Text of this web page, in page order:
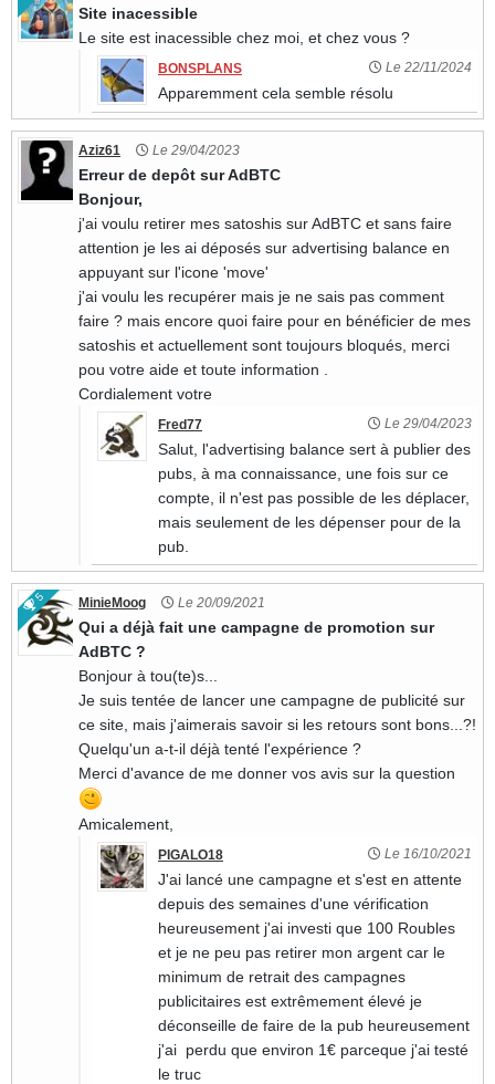
Site inacessible
Le site est inacessible chez moi, et chez vous ?
BONSPLANS Le 22/11/2024
Apparemment cela semble résolu
Aziz61 Le 29/04/2023
Erreur de depôt sur AdBTC
Bonjour,
j'ai voulu retirer mes satoshis sur AdBTC et sans faire
attention je les ai déposés sur advertising balance en
appuyant sur l'icone 'move'
j'ai voulu les recupérer mais je ne sais pas comment
faire ? mais encore quoi faire pour en bénéficier de mes
satoshis et actuellement sont toujours bloqués, merci
pou votre aide et toute information .
Cordialement votre
Fred77 Le 29/04/2023
Salut, l'advertising balance sert à publier des
pubs, à ma connaissance, une fois sur ce
compte, il n'est pas possible de les déplacer,
mais seulement de les dépenser pour de la
pub.
5 MinieMoog Le 20/09/2021
Qui a déjà fait une campagne de promotion sur
AdBTC ?
Bonjour à tou(te)s...
Je suis tentée de lancer une campagne de publicité sur
ce site, mais j'aimerais savoir si les retours sont bons...?!
Quelqu'un a-t-il déjà tenté l'expérience ?
Merci d'avance de me donner vos avis sur la question
Amicalement,
PIGALO18 Le 16/10/2021
J'ai lancé une campagne et s'est en attente
depuis des semaines d'une vérification
heureusement j'ai investi que 100 Roubles
et je ne peu pas retirer mon argent car le
minimum de retrait des campagnes
publicitaires est extrêmement élevé je
déconseille de faire de la pub heureusement
j'ai perdu que environ 1€ parceque j'ai testé
le truc